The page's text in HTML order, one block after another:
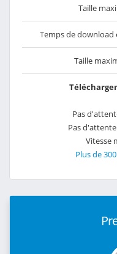
Taille
Temps de
Taille
Pas
Pas
Vitesse
Plus de